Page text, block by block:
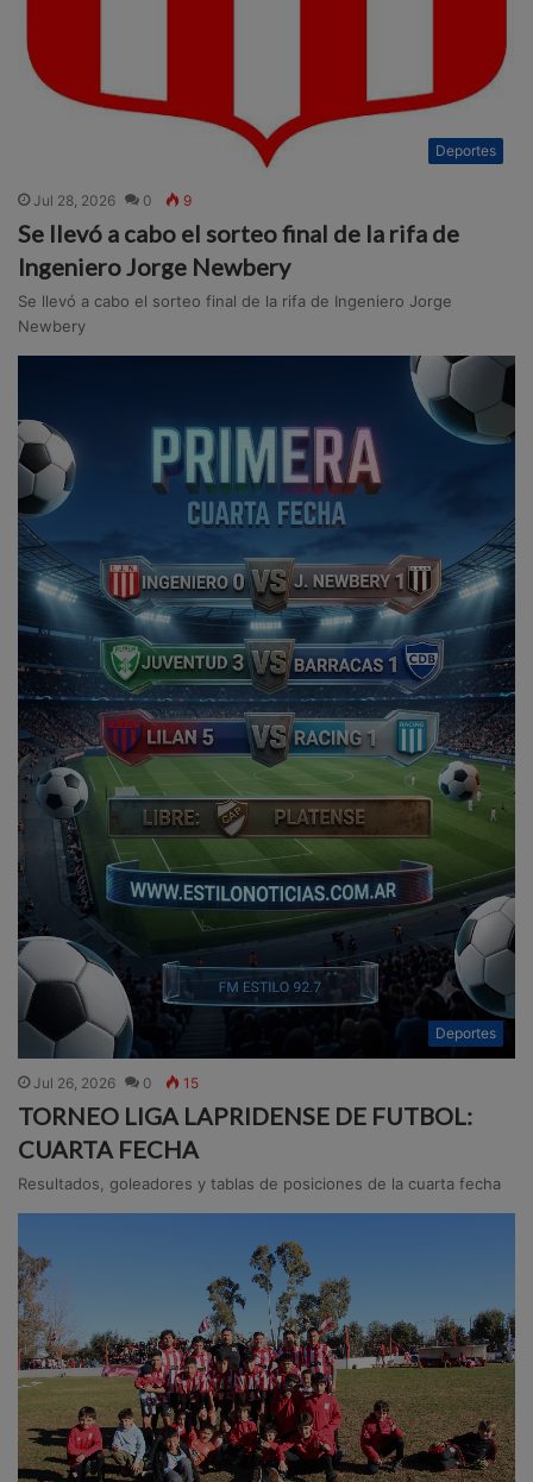
Deportes
Jul 28, 2026 0 9
Se llevó a cabo el sorteo final de la rifa de
Ingeniero Jorge Newbery
Se llevó a cabo el sorteo final de la rifa de Ingeniero Jorge
Newbery
Deportes
Jul 26, 2026 0 15
TORNEO LIGA LAPRIDENSE DE FUTBOL:
CUARTA FECHA
Resultados, goleadores y tablas de posiciones de la cuarta fecha